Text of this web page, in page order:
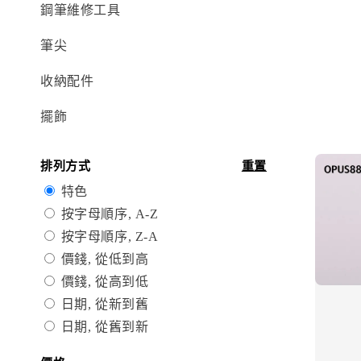
鋼筆維修工具
筆尖
收納配件
擺飾
排列方式 重置
特色
按字母順序, A-Z
按字母順序, Z-A
價錢, 從低到高
價錢, 從高到低
日期, 從新到舊
日期, 從舊到新